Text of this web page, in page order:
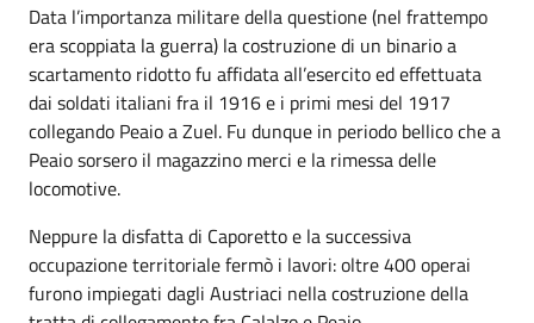
Data l’importanza militare della questione (nel frattempo
era scoppiata la guerra) la costruzione di un binario a
scartamento ridotto fu affidata all’esercito ed effettuata
dai soldati italiani fra il 1916 e i primi mesi del 1917
collegando Peaio a Zuel. Fu dunque in periodo bellico che a
Peaio sorsero il magazzino merci e la rimessa delle
locomotive.
Neppure la disfatta di Caporetto e la successiva
occupazione territoriale fermò i lavori: oltre 400 operai
furono impiegati dagli Austriaci nella costruzione della